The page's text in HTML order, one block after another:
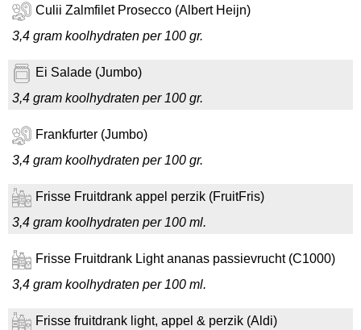
Culii Zalmfilet Prosecco (Albert Heijn)
3,4 gram koolhydraten per 100 gr.
Ei Salade (Jumbo)
3,4 gram koolhydraten per 100 gr.
Frankfurter (Jumbo)
3,4 gram koolhydraten per 100 gr.
Frisse Fruitdrank appel perzik (FruitFris)
3,4 gram koolhydraten per 100 ml.
Frisse Fruitdrank Light ananas passievrucht (C1000)
3,4 gram koolhydraten per 100 ml.
Frisse fruitdrank light, appel & perzik (Aldi)